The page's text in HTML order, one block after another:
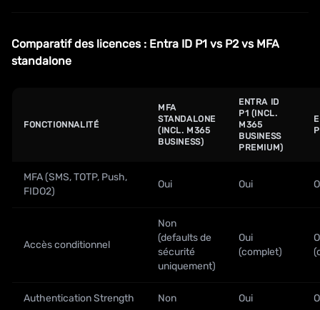
Comparatif des licences : Entra ID P1 vs P2 vs MFA
standalone
FONCTIONNALITÉ
MFA
STANDALONE
(INCL. M365
BUSINESS)
ENTRA ID
P1 (INCL.
M365
BUSINESS
PREMIUM)
MFA (SMS, TOTP, Push,
FIDO2)
Oui Oui
Accès conditionnel
Non
(defaults de
sécurité
uniquement)
Oui
(complet)
Authentication Strength Non Oui